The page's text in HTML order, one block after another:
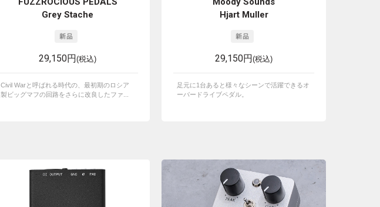
Grey Stache
29,150円(税込)
Civil Warと呼ばれる時代の、最初期のロシア
製ビッグマフの回路をさらに改良したファ...
Hjart Muller
29,150円(税込)
足元に1台あると様々なシーンで活躍できるオ
ーバードライブペダル。